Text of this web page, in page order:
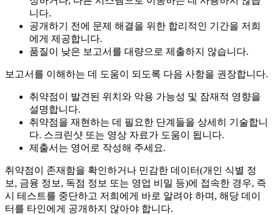
니다.
공개하기 전에 문제 해결을 위한 합리적인 기간을 저희
에게 제공합니다.
품질이 낮은 보고서를 대량으로 제출하지 않습니다.
보고서를 이해하는 데 도움이 되도록 다음 사항을 권장합니다.
취약점이 발견된 위치와 악용 가능성 및 잠재적 영향을
설명합니다.
취약점을 재현하는 데 필요한 단계들을 상세히 기술합니
다. 스크린샷 또는 영상 자료가 도움이 됩니다.
제출서는 영어로 작성해 주세요.
취약점이 존재함을 확인하거나 민감한 데이터(개인 식별 정
보, 금융 정보, 독점 정보 또는 영업 비밀 등)에 접속한 경우, 즉
시 테스트를 중단하고 저희에게 바로 알려야 하며, 해당 데이
터를 타인에게 공개하지 않아야 합니다.